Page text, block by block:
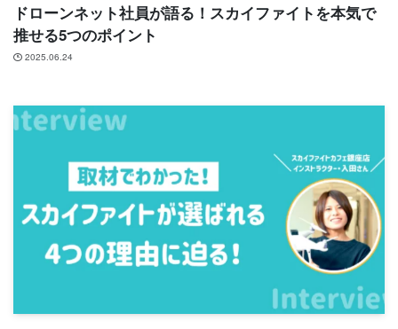
ドローンネット社員が語る！スカイファイトを本気で
推せる5つのポイント
2025.06.24